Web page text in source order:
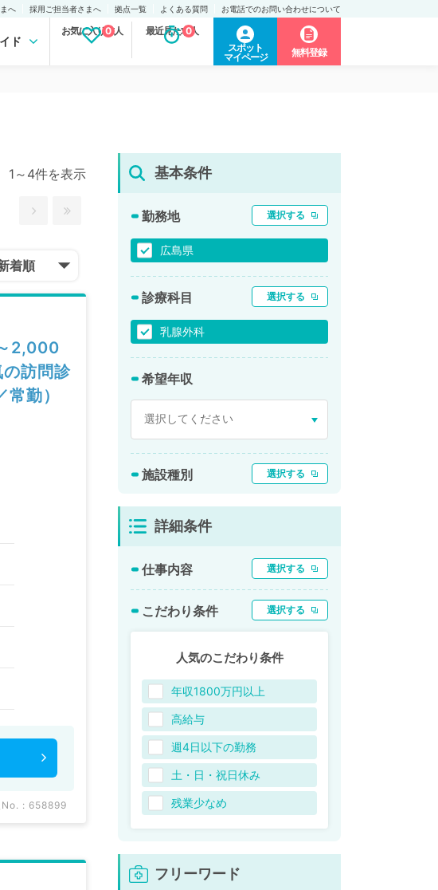
へ 採用ご担当者さまへ 拠点一覧 よくある質問 お電話でのお問い合わせについて
ド
お気に入り求人
0 最近見た求人
0
スポット
マイページ
無料登録
1～4件を表示
着順
2,000
訪問診
勤）
No. : 658899
基本条件
勤務地 選択する
広島県
診療科目 選択する
乳腺外科
希望年収
施設種別 選択する
詳細条件
仕事内容 選択する
こだわり条件 選択する
人気のこだわり条件
年収1800万円以上
高給与
週4日以下の勤務
土・日・祝日休み
残業少なめ
フリーワード